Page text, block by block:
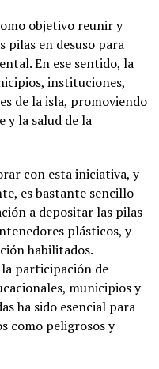
objetivo reunir y
pilas en desuso para
En ese sentido, la
instituciones,
de la isla, promoviendo
y la salud de la
con esta iniciativa, y
es bastante sencillo
a depositar las pilas
plásticos, y
habilitados.
participación de
municipios y
ha sido esencial para
como peligrosos y